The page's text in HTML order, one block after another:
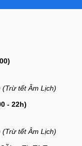
tết Âm Lịch)
- 22h)
tết Âm Lịch)